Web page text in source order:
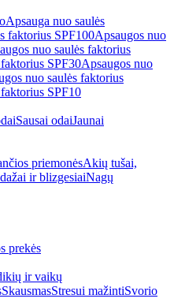
Apsauga nuo saulės
faktorius SPF100Apsaugos nuo
nuo saulės faktorius
SPF30Apsaugos nuo
nuo saulės faktorius
SPF10
Sausai odaiJaunai
priemonėsAkių tušai,
ir blizgesiaiNagų
prekės
ir vaikų
SkausmasStresui mažintiSvorio